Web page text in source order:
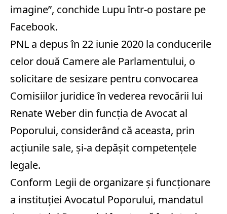
imagine”, conchide Lupu într-o postare pe
Facebook.
PNL a depus în 22 iunie 2020 la conducerile
celor două Camere ale Parlamentului, o
solicitare de sesizare pentru convocarea
Comisiilor juridice în vederea revocării lui
Renate Weber din funcţia de Avocat al
Poporului, considerând că aceasta, prin
acţiunile sale, şi-a depăşit competenţele
legale.
Conform Legii de organizare şi funcţionare
a instituţiei Avocatul Poporului, mandatul